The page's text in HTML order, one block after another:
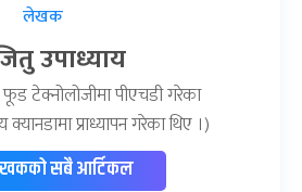
लेखक
उपाध्याय
फूड टेक्नोलोजीमा पीएचडी गरेका
प्राध्यापन गरेका थिए ।)
सबै आर्टिकल